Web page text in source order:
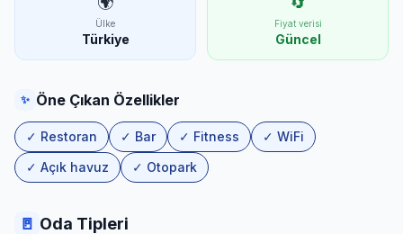
Ülke
Türkiye
Fiyat verisi
Güncel
✨ Öne Çıkan Özellikler
✓ Restoran ✓ Bar ✓ Fitness
✓ WiFi
✓ Açık havuz
✓ Otopark
🚪 Oda Tipleri